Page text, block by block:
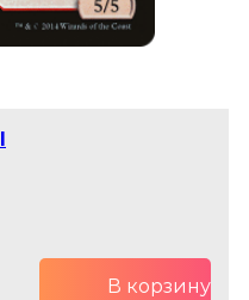
В корзину